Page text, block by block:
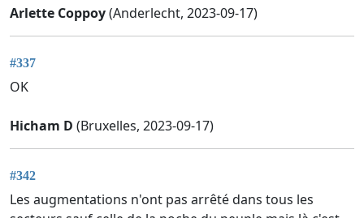
Arlette Coppoy(Anderlecht, 2023-09-17)
#337
OK
Hicham D (Bruxelles, 2023-09-17)
#342
Les augmentations n'ont pas arrêté dans tous les